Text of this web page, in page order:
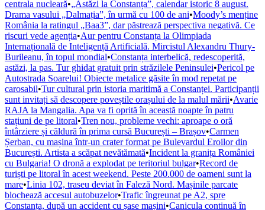
centrala nucleară•„Astăzi la Constanța”, calendar istoric 8 august.
Drama vasului „Dalmația”, în urmă cu 100 de ani•Moody’s menține
România la ratingul „Baa3”, dar păstrează perspectiva negativă. Ce
riscuri vede agenția•Aur pentru Constanța la Olimpiada
Internațională de Inteligență Artificială. Mircistul Alexandru Thury-
Burileanu, în topul mondial•Constanța interbelică, redescoperită,
astăzi, la pas. Tur ghidat gratuit prin străzilele Peninsulei•Pericol pe
Autostrada Soarelui! Obiecte metalice găsite în mod repetat pe
carosabil•Tur cultural prin istoria maritimă a Constanței. Participanții
sunt invitați să descopere poveștile orașului de la malul mării•Avarie
RAJA la Mangalia. Apa va fi oprită în această noapte în patru
stațiuni de pe litoral•Tren nou, probleme vechi: aproape o oră
întârziere și căldură în prima cursă București – Brașov•Carmen
Șerban, cu mașina într-un crater format pe Bulevardul Eroilor din
București. Artista a scăpat nevătămată•Incident la granița României
cu Bulgaria! O dronă a explodat pe teritoriul bulgar•Record de
turiști pe litoral în acest weekend. Peste 200.000 de oameni sunt la
mare•Linia 102, traseu deviat în Faleză Nord. Mașinile parcate
blochează accesul autobuzelor•Trafic îngreunat pe A2, spre
Constanța, după un accident cu șase mașini•Canicula continuă în